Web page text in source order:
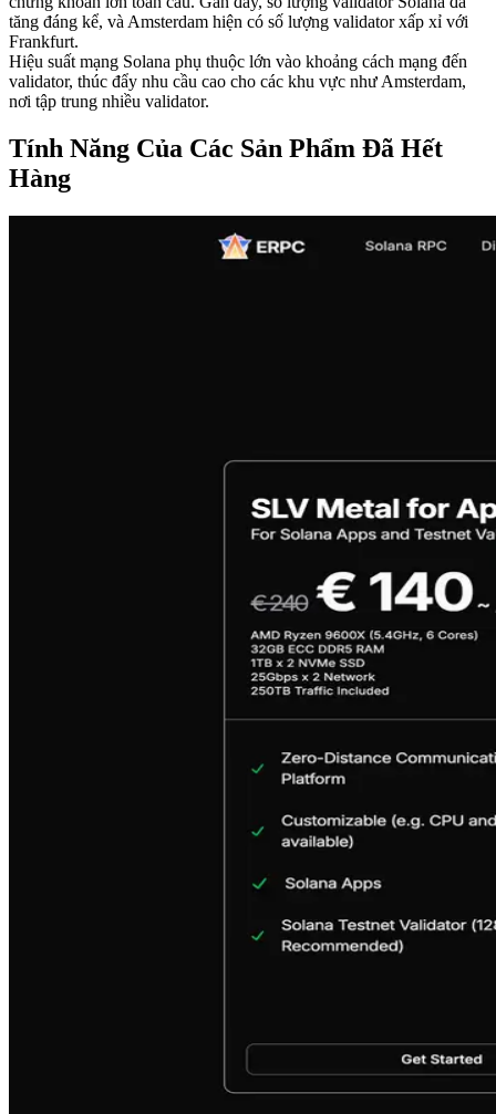
tăng đáng kể, và Amsterdam hiện có số lượng validator xấp xỉ với
Frankfurt.
Hiệu suất mạng Solana phụ thuộc lớn vào khoảng cách mạng đến
validator, thúc đẩy nhu cầu cao cho các khu vực như Amsterdam,
nơi tập trung nhiều validator.
Tính Năng Của Các Sản Phẩm Đã Hết
Hàng